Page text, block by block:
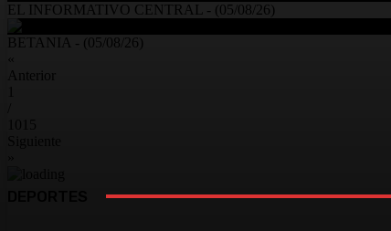
EL INFORMATIVO CENTRAL - (05/08/26)
BETANIA - (05/08/26)
«
Anterior